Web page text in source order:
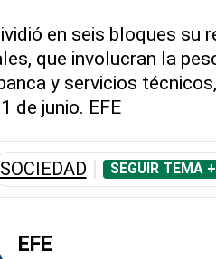
en seis bloques su
que involucran la
y servicios
de junio. EFE
SOCIEDAD SEGUIR TEMA +
EFE